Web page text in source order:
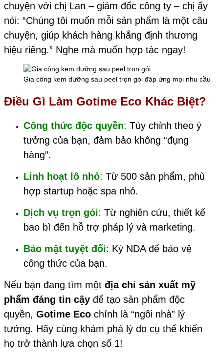
chuyện với chị Lan – giám đốc công ty – chị ấy
nói: “Chúng tôi muốn mỗi sản phẩm là một câu
chuyện, giúp khách hàng khẳng định thương
hiệu riêng.” Nghe mà muốn hợp tác ngay!
Gia công kem dưỡng sau peel trọn gói đáp ứng mọi nhu cầu
Điều Gì Làm Gotime Eco Khác Biệt?
Công thức độc quyền: Tùy chỉnh theo ý
tưởng của bạn, đảm bảo không “đụng
hàng”.
Linh hoạt lô nhỏ: Từ 500 sản phẩm, phù
hợp startup hoặc spa nhỏ.
Dịch vụ trọn gói: Từ nghiên cứu, thiết kế
bao bì đến hỗ trợ pháp lý và marketing.
Bảo mật tuyệt đối: Ký NDA để bảo vệ
công thức của bạn.
Nếu bạn đang tìm một địa chỉ sản xuất mỹ
phẩm đáng tin cậy để tạo sản phẩm độc
quyền, Gotime Eco chính là “ngôi nhà” lý
tưởng. Hãy cùng khám phá lý do cụ thể khiến
họ trở thành lựa chọn số 1!